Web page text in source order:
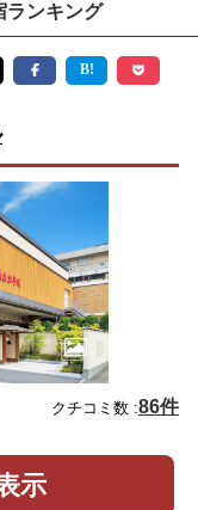
ランキング
クチコミ数 :86件
示